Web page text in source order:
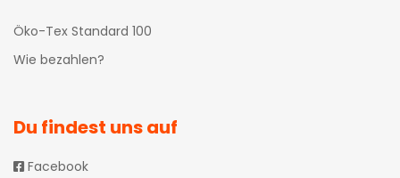
Öko-Tex Standard 100
Wie bezahlen?
Du findest uns auf
Facebook